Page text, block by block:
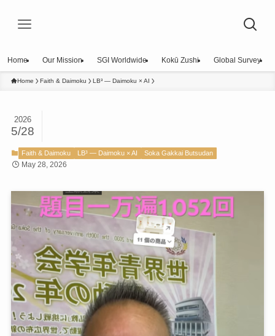
Home Our Mission SGI Worldwide Kokū Zushi Global Survey
Home Faith & Daimoku LB³ — Daimoku × AI
2026
5/28
Faith & Daimoku LB³ — Daimoku × AI Soka Gakkai Butsudan
May 28, 2026